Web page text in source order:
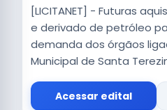
[LICITANET] - Futuras
e derivado de petróleo
demanda dos órgãos
Municipal de Santa
Acessar edital